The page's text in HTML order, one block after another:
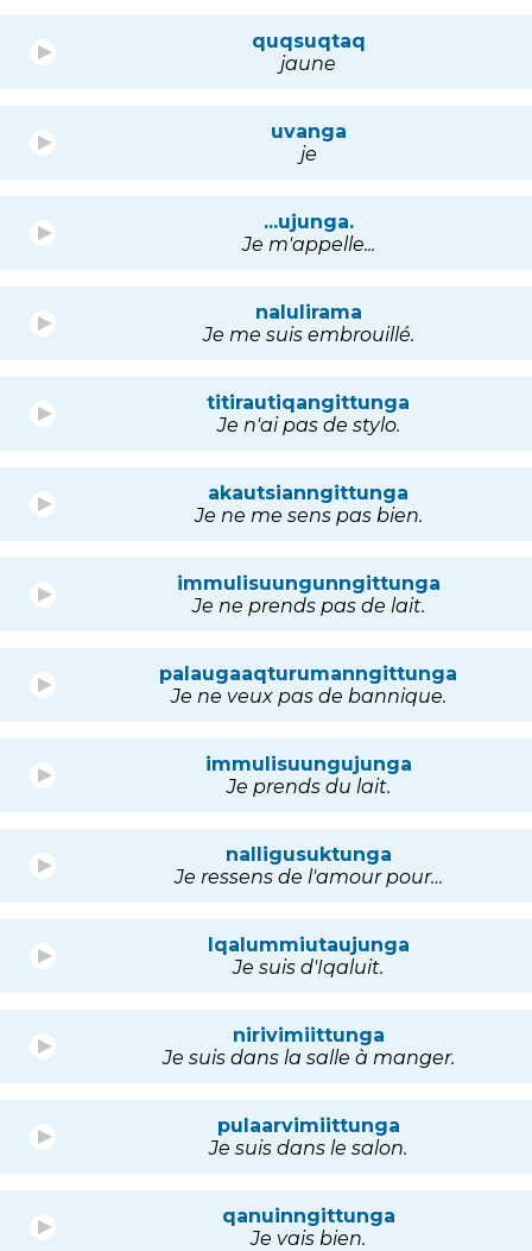
quqsuqtaq
jaune
uvanga
je
...ujunga.
Je m'appelle...
nalulirama
Je me suis embrouillé.
titirautiqangittunga
Je n'ai pas de stylo.
akautsianngittunga
Je ne me sens pas bien.
immulisuungunngittunga
Je ne prends pas de lait.
palaugaaqturumanngittunga
Je ne veux pas de bannique.
immulisuungujunga
Je prends du lait.
nalligusuktunga
Je ressens de l'amour pour…
Iqalummiutaujunga
Je suis d'Iqaluit.
nirivimiittunga
Je suis dans la salle à manger.
pulaarvimiittunga
Je suis dans le salon.
qanuinngittunga
Je vais bien.